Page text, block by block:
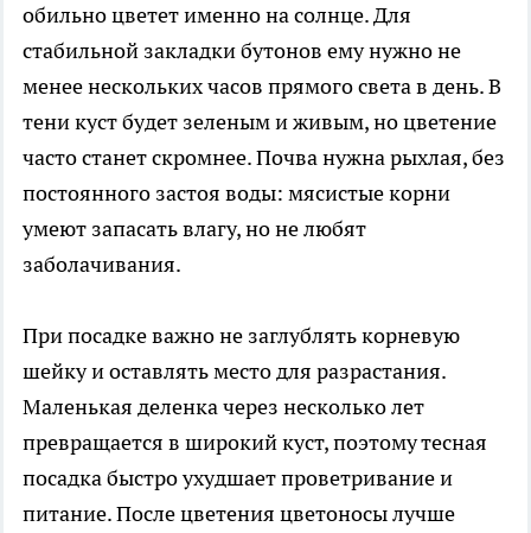
обильно цветет именно на солнце. Для
стабильной закладки бутонов ему нужно не
менее нескольких часов прямого света в день. В
тени куст будет зеленым и живым, но цветение
часто станет скромнее. Почва нужна рыхлая, без
постоянного застоя воды: мясистые корни
умеют запасать влагу, но не любят
заболачивания.
При посадке важно не заглублять корневую
шейку и оставлять место для разрастания.
Маленькая деленка через несколько лет
превращается в широкий куст, поэтому тесная
посадка быстро ухудшает проветривание и
питание. После цветения цветоносы лучше